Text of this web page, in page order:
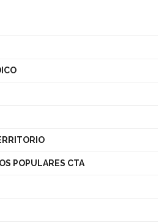
POPULARES CTA